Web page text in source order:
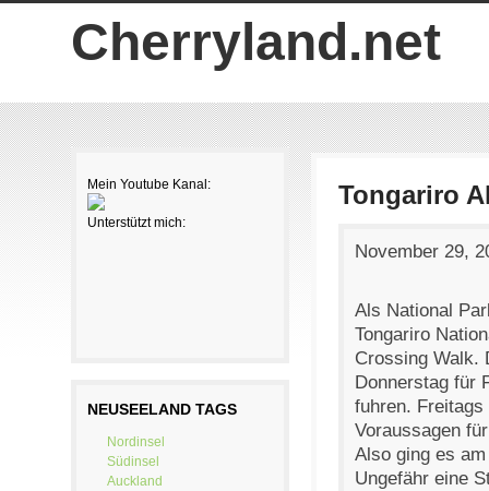
Skip to main content
Cherryland.net
Mein Youtube Kanal:
Unterstützt mich:
NEUSEELAND TAGS
Nordinsel
Südinsel
Auckland
Tongariro
November 29,
Als National
Tongariro
Crossing Walk.
Donnerstag für
fuhren.
Voraussagen
Also ging es
Ungefähr eine